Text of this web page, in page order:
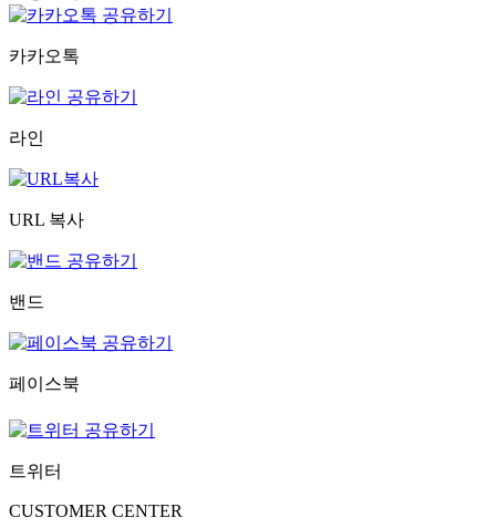
카카오톡
라인
URL 복사
밴드
페이스북
트위터
CUSTOMER CENTER